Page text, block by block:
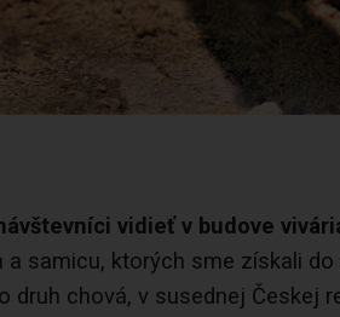
vidieť v budove
a samicu, ktorých sme získali
druh chová, v susednej Českej